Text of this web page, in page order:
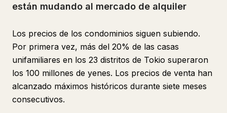
están mudando al mercado de alquiler
Los precios de los condominios siguen subiendo.
Por primera vez, más del 20% de las casas
unifamiliares en los 23 distritos de Tokio superaron
los 100 millones de yenes. Los precios de venta han
alcanzado máximos históricos durante siete meses
consecutivos.